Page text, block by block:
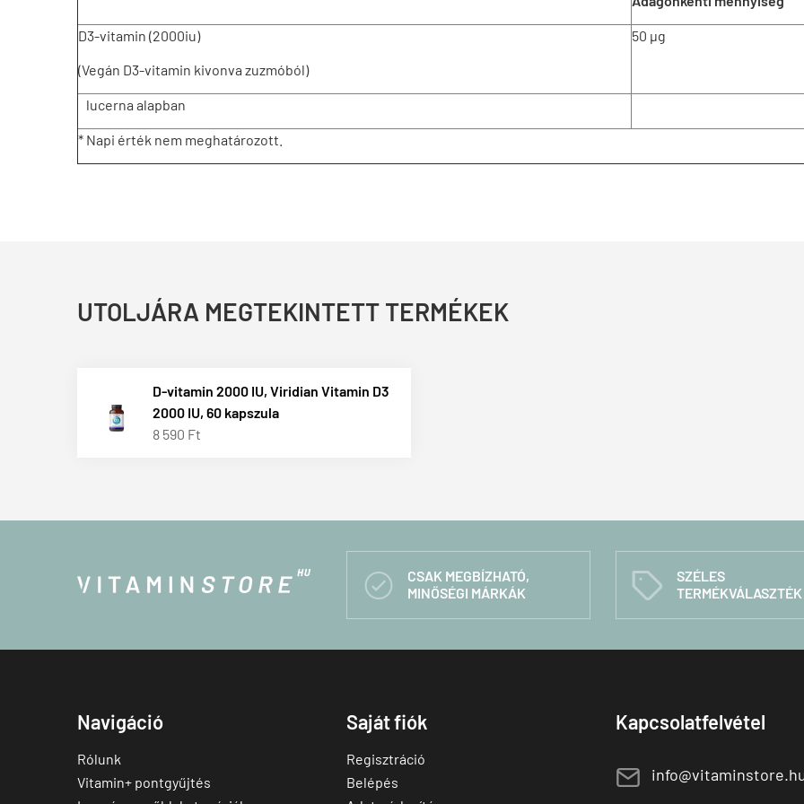
D3-vitamin (2000iu)
(Vegán D3-vitamin kivonva zuzmóból)
50 µg
lucerna alapban
* Napi érték nem meghatározott.
UTOLJÁRA MEGTEKINTETT TERMÉKEK
D-vitamin 2000 IU, Viridian Vitamin D3
2000 IU, 60 kapszula
8 590 Ft

CSAK MEGBÍZHATÓ,
MINŐSÉGI MÁRKÁK
C
SZÉLES
TERMÉKVÁLASZTÉK
Navigáció
Rólunk
Vitamin+ pontgyűjtés
Saját fiók
Regisztráció
Belépés
Kapcsolatfelvétel
E